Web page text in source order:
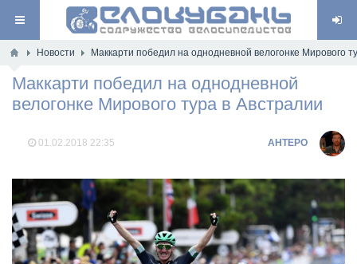
Новости Маккарти победил на однодневной велогонке Мирового
Маккарти победил на однодневной
велогонке Мирового тура в Австралии
01.02.2018 22:35 AHTEPO